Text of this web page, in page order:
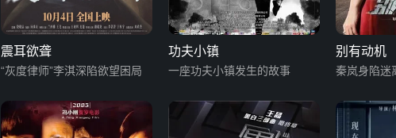
震耳欲聋
“灰度律师”李淇深陷欲望困局
功夫小镇
一座功夫小镇发生的故事
别有动机
秦岚身陷迷